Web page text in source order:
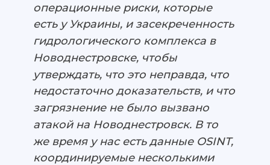
операционные риски, которые
есть у Украины, и засекреченность
гидрологического комплекса в
Новоднестровске, чтобы
утверждать, что это неправда, что
недостаточно доказательств, и что
загрязнение не было вызвано
атакой на Новоднестровск. В то
же время у нас есть данные OSINT,
координируемые несколькими